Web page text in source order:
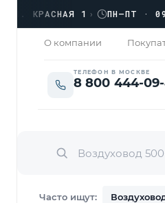
1› ПН–ПТ ·
О компании
ТЕЛЕФОН В МОСКВЕ
8 800 444-
Часто ищут: